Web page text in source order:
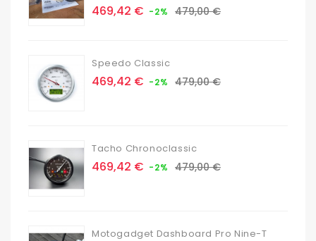
Prix
469,42 € -2% Prix
479,00 €
Speedo Classic
Prix
469,42 € -2% Prix
479,00 €
Tacho Chronoclassic
Prix
469,42 € -2% Prix
479,00 €
Motogadget Dashboard Pro Nine-T